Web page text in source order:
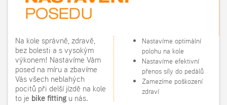
Na kole správně, zdravě,
bez bolesti a s vysokým
výkonem! Nastavíme Vám
posed na míru a zbavíme
Vás všech neblahých
pocitů při delší jízdě na kole
to je bike fitting u nás.
Nastavíme optimální
polohu na kole
Nastavíme efektivní
přenos síly do pedálů
Zamezíme poškození
zdraví